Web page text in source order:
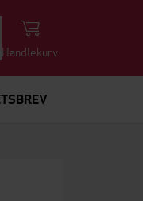
Handlekurv